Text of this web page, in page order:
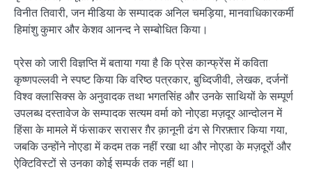
विनीत तिवारी, जन मीडिया के सम्पादक अनिल चमड़िया, मानवाधिकारकर्मी
हिमांशु कुमार और केशव आनन्द ने सम्बोधित किया।
प्रेस को जारी विज्ञप्ति में बताया गया है कि प्रेस कान्फ्रेंस में कविता
कृष्णपल्लवी ने स्पष्ट किया कि वरिष्ठ पत्रकार, बुध्दिजीवी, लेखक, दर्जनों
विश्व क्लासिक्स के अनुवादक तथा भगतसिंह और उनके साथियों के सम्पूर्ण
उपलब्ध दस्तावेज के सम्पादक सत्यम वर्मा को नोएडा मज़दूर आन्दोलन में
हिंसा के मामले में फंसाकर सरासर ग़ैर क़ानूनी ढंग से गिरफ़्तार किया गया,
जबकि उन्होंने नोएडा में कदम तक नहीं रखा था और नोएडा के मज़दूरों और
ऐक्टिविस्टों से उनका कोई सम्पर्क तक नहीं था।